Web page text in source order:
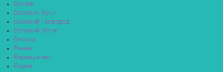
Велиж
Великие Луки
Великий Новгород
Великий Устюг
Вельск
Венёв
Верещагино
Верея